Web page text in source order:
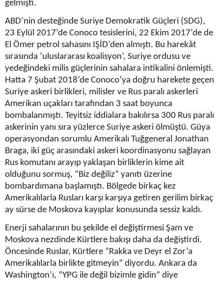
gelmişti.
ABD’nin desteğinde Suriye Demokratik Güçleri (SDG),
23 Eylül 2017’de Conoco tesislerini, 22 Ekim 2017’de de
El Ömer petrol sahasını IŞİD’den almıştı. Bu harekât
sırasında ‘uluslararası koalisyon’, Suriye ordusu ve
yedeğindeki milis güçlerinin sahalara intikalini önlemişti.
Hatta 7 Şubat 2018’de Conoco’ya doğru harekete geçen
Suriye askeri birlikleri, milisler ve Rus paralı askerleri
Amerikan uçakları tarafından 3 saat boyunca
bombalanmıştı. Teyitsiz iddialara bakılırsa 300 Rus paralı
askerinin yanı sıra yüzlerce Suriye askeri ölmüştü. Güya
operasyondan sorumlu Amerikalı Tuğgeneral Jonathan
Braga, iki güç arasındaki askeri koordinasyonu sağlayan
Rus komutanı arayıp yaklaşan birliklerin kime ait
olduğunu sormuş, “Biz değiliz” yanıtı üzerine
bombardımana başlamıştı. Bölgede birkaç kez
Amerikalılarla Rusları karşı karşıya getiren gerilim birkaç
ay sürse de Moskova kayıplar konusunda sessiz kaldı.
Enerji sahalarının bu şekilde el değiştirmesi Şam ve
Moskova nezdinde Kürtlere bakışı daha da değiştirdi.
Öncesinde Ruslar, Kürtlere “Rakka ve Deyr el Zor’a
Amerikalılarla birlikte gitmeyin” diyordu. Ankara da
Washington’ı, “YPG ile değil bizimle gidin” diye